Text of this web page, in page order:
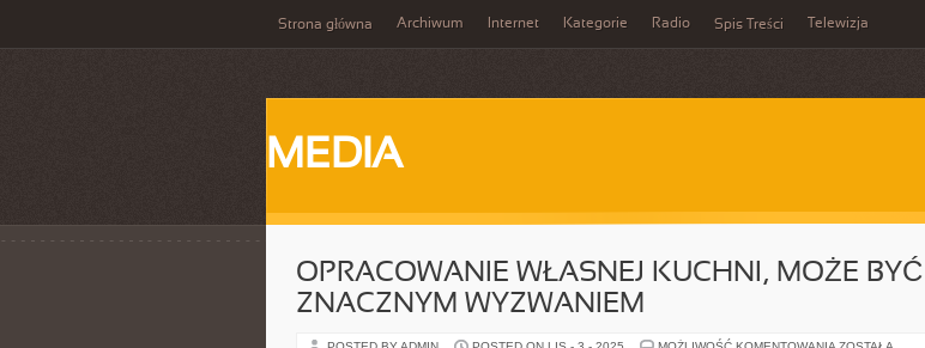
Strona główna Archiwum Internet Kategorie Radio Spis Treści Telewizja
MEDIA
OPRACOWANIE WŁASNEJ KUCHNI, MOŻE BYĆ
ZNACZNYM WYZWANIEM
OPRACOWANIE